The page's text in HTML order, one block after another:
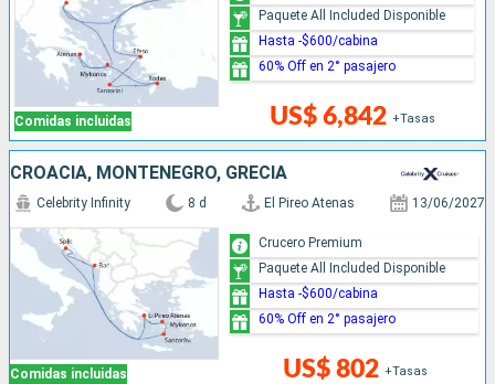
Comidas incluidas US$ 6,842 +Tasas
Paquete All Included Disponible
Hasta -$600/cabina
60% Off en 2° pasajero
CROACIA, MONTENEGRO, GRECIA
Comidas incluidas
Celebrity Infinity 8 d El Pireo Atenas 13/06/2027
US$ 802 +Tasas
Crucero Premium
Paquete All Included Disponible
Hasta -$600/cabina
60% Off en 2° pasajero